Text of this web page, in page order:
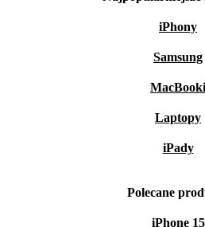
iPhony
Samsung
MacBooki
Laptopy
iPady
Polecane
iPhone 15